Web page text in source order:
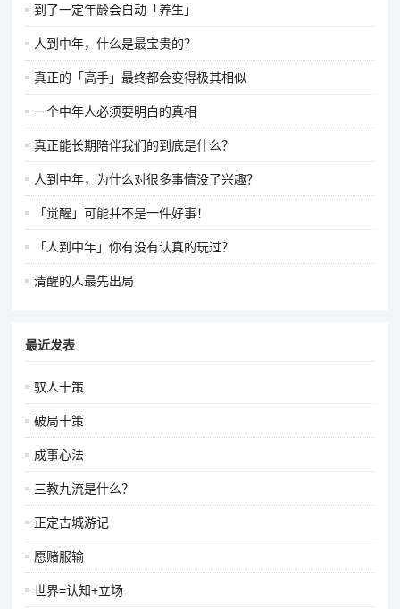
到了一定年龄会自动「养生」
人到中年，什么是最宝贵的？
真正的「高手」最终都会变得极其相似
一个中年人必须要明白的真相
真正能长期陪伴我们的到底是什么？
人到中年，为什么对很多事情没了兴趣？
「觉醒」可能并不是一件好事！
「人到中年」你有没有认真的玩过？
清醒的人最先出局
最近发表
驭人十策
破局十策
成事心法
三教九流是什么？
正定古城游记
愿赌服输
世界=认知+立场